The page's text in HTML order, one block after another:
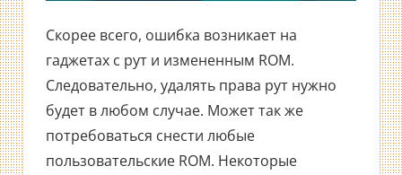
Скорее всего, ошибка возникает на
гаджетах с рут и измененным ROM.
Следовательно, удалять права рут нужно
будет в любом случае. Может так же
потребоваться снести любые
пользовательские ROM. Некоторые